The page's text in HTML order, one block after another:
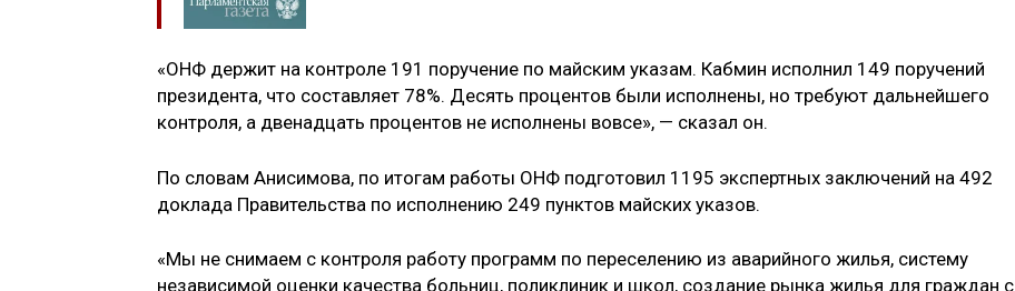
«ОНФ держит на контроле 191 поручение по майским указам. Кабмин исполнил 149 поручений
президента, что составляет 78%. Десять процентов были исполнены, но требуют дальнейшего
контроля, а двенадцать процентов не исполнены вовсе», — сказал он.
По словам Анисимова, по итогам работы ОНФ подготовил 1195 экспертных заключений на 492
доклада Правительства по исполнению 249 пунктов майских указов.
«Мы не снимаем с контроля работу программ по переселению из аварийного жилья, систему
независимой оценки качества больниц, поликлиник и школ, создание рынка жилья для граждан с